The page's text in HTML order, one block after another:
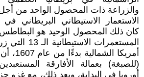
والزراعة ذات المحصول الواحد من
الاستعمار الاستيطاني البريطاني في
كان ذلك المحصول الوحيد هو
المستعمرات
أمريكا
(للصبغة) بعمالة الأفارقة
أوروبا في البداية، وبعد ذلك، مع غزو